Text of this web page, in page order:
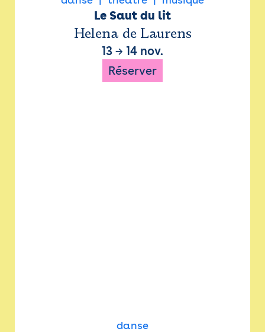
Le Saut du lit
Helena de Laurens
13 → 14 nov.
Réserver
danse